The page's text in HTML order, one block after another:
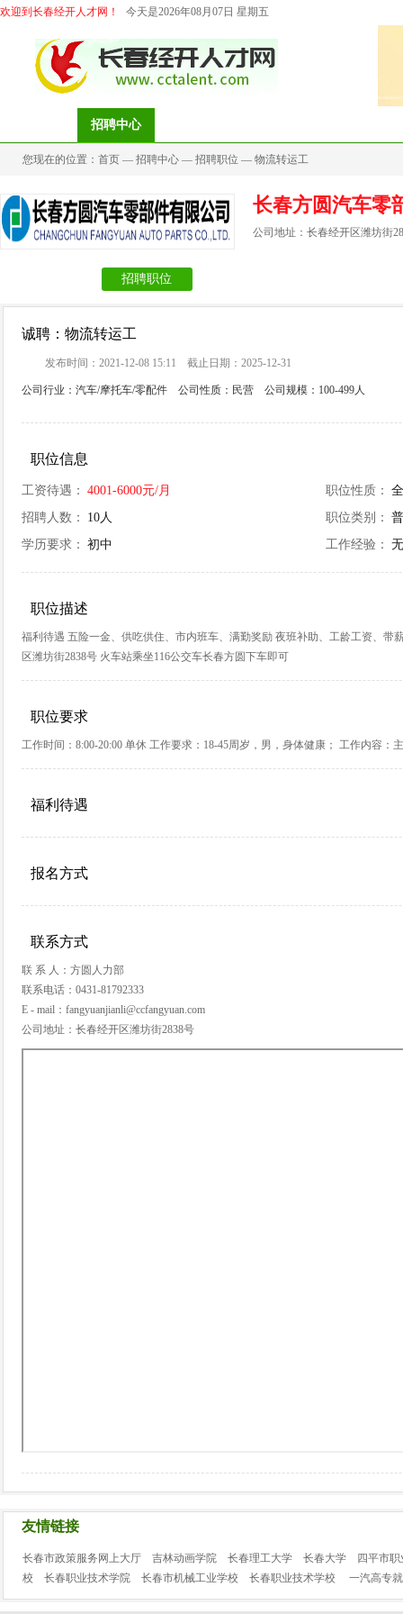
欢迎到长春经开人才网！ 今天是2026年08月07日 星期五
招聘中心
您现在的位置： 首页 — 招聘中心 — 招聘职位 — 物流转运工
长春方圆汽车零
公司地址：长春经开区潍坊街
招聘职位
诚聘：物流转运工
发布时间：2021-12-08 15:11 截止日期：2025-12-31
公司行业：汽车/摩托车/零配件 公司性质：民营 公司规模：100-499人
职位信息
工资待遇： 4001-6000元/月 职位性质：
招聘人数：
10人 职位类别：
学历要求： 初中 工作经验：
职位描述
福利待遇 五险一金、供吃供住、市内班车、满勤奖励 夜班补助、工龄工资、带
区潍坊街2838号 火车站乘坐116公交车长春方圆下车即可
职位要求
工作时间：8:00-20:00 单休 工作要求：18-45周岁，男，身体健康； 工作内容
福利待遇
报名方式
联系方式
联 系 人：方圆人力部
联系电话：0431-81792333
E - mail：fangyuanjianli@ccfangyuan.com
公司地址：长春经开区潍坊街2838号
友情链接
长春市政策服务网上大厅 吉林动画学院 长春理工大学 长春大学
四平市
校
长春职业技术学院 长春市机械工业学校 长春职业技术学校 一汽高专